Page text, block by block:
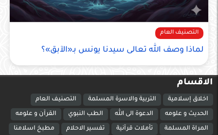
التصنيف العام
لماذا وصف الله تعالى سيدنا يونس بـ«الآبق»؟
الاقسام
اخلاق إسلامية التربية والاسرة المسلمة التصنيف العام
الحديث و علومه الدعوة الى الله الطب النبوي القرآن و علومه
المراة المسلمة تأملات قرآنية تفسير الاحلام مطبخ اسلامنا